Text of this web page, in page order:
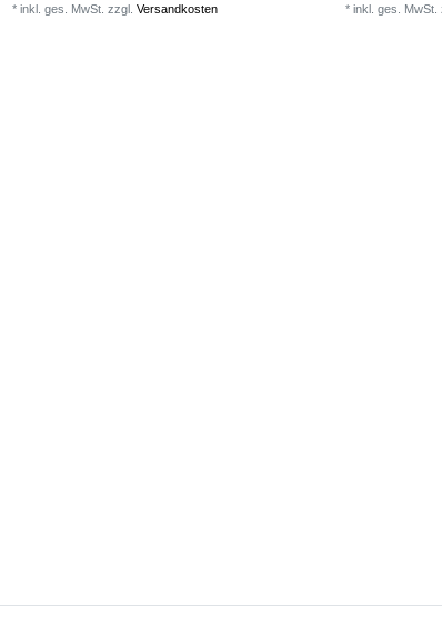
*inkl. ges. MwSt. zzgl.Versandkosten
*inkl. ges. MwSt.